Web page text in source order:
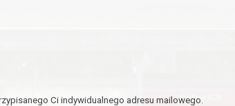
Ci indywidualnego adresu mailowego.